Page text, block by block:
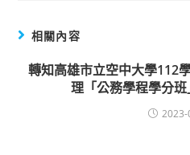
相關內容
轉知高雄市立空中大學112
理「公務學程學分
2023-